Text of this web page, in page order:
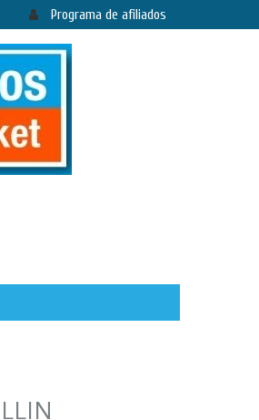
Programa de afiliados